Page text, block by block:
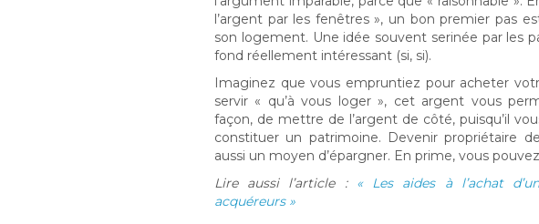
l’argent par les fenêtres », un bon premier pas
son logement. Une idée souvent serinée par les
fond réellement intéressant (si, si).
Imaginez que vous empruntiez pour acheter
servir « qu’à vous loger », cet argent vous
façon, de mettre de l’argent de côté, puisqu’il
constituer un patrimoine. Devenir propriétaire
aussi un moyen d’épargner. En prime, vous
Lire aussi l’article : « Les aides à l’achat
acquéreurs »